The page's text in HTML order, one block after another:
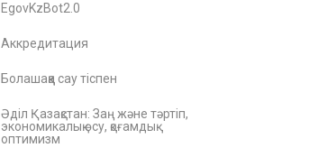
EgovKzBot2.0
Аккредитация
Болашаққа сау тіспен
Әділ Қазақстан: Заң және тәртіп,
экономикалық өсу, қоғамдық
оптимизм